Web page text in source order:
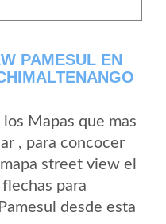
PAMESUL EN
Mapas que mas
, para concocer
street view el
para
desde esta